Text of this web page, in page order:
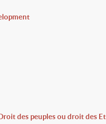
des peuples ou droit des